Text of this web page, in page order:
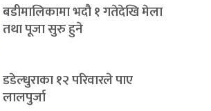
बडीमालिकामा भदौ १ गतेदेखि मेला
तथा पूजा सुरु हुने
डडेल्धुराका १२ परिवारले पाए
लालपुर्जा